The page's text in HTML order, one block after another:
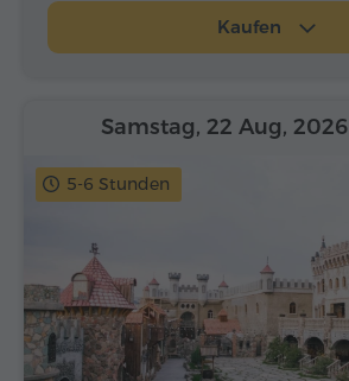
Kaufen
5-6 Stunden
Samstag, 22 Aug, 2026